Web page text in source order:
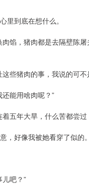
里到底在想什么。
馅，猪肉都是去隔壁陈
些猪肉的事，我说的可不
能用啥肉呢？”
五年大旱，什么苦都尝
，好像我被她看穿了似的。
吧？”